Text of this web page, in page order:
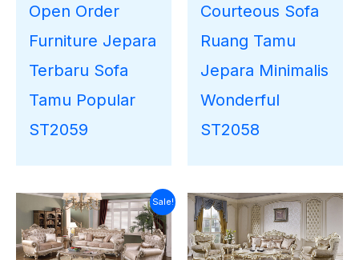
Open Order
Furniture Jepara
Terbaru Sofa
Tamu Popular
ST2059
Courteous Sofa
Ruang Tamu
Jepara Minimalis
Wonderful
ST2058
Sale!
Harga
aslinya
adalah:
Rp33.000.000.
Harga
saat
ini
adalah:
Rp30.590.000.